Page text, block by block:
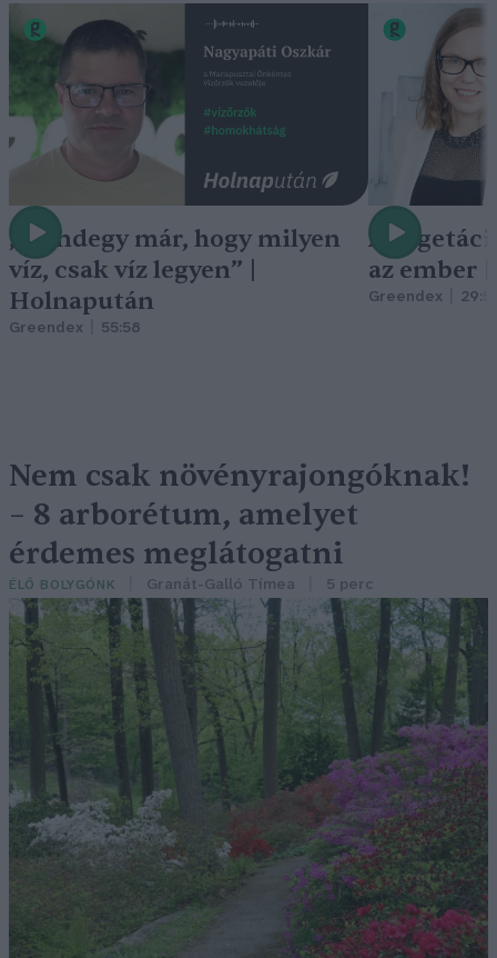
„Mindegy már, hogy milyen
víz, csak víz legyen” |
Holnapután
Greendex 55:58
A
az ember
Greendex
Nem csak növényrajongóknak!
– 8 arborétum, amelyet
érdemes meglátogatni
ÉLŐ BOLYGÓNK Granát-Galló Tímea 5 perc